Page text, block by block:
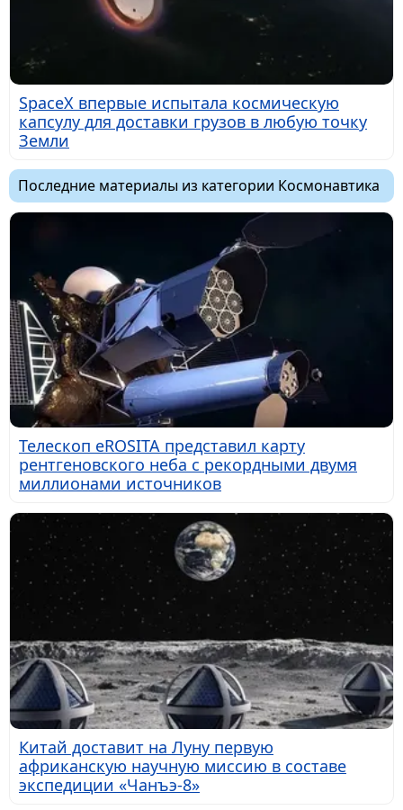
SpaceX впервые испытала космическую
капсулу для доставки грузов в любую точку
Земли
Последние материалы из категории Космонавтика
Телескоп eROSITA представил карту
рентгеновского неба с рекордными двумя
миллионами источников
Китай доставит на Луну первую
африканскую научную миссию в составе
экспедиции «Чанъэ-8»